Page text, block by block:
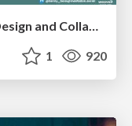
Introduction to Domain-Driven Design and Collaborative software design
1 920